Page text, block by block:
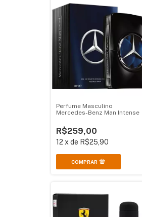
Perfume Masculino
Mercedes-Benz Man Intense
R$259,00
12 xde R$25,90